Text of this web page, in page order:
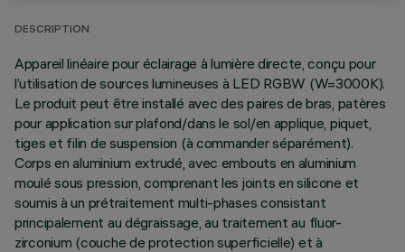
DESCRIPTION
Appareil linéaire pour éclairage à lumière directe, conçu pour
l’utilisation de sources lumineuses à LED RGBW (W=3000K).
Le produit peut être installé avec des paires de bras, patères
pour application sur plafond/dans le sol/en applique, piquet,
tiges et filin de suspension (à commander séparément).
Corps en aluminium extrudé, avec embouts en aluminium
moulé sous pression, comprenant les joints en silicone et
soumis à un prétraitement multi-phases consistant
principalement au dégraissage, au traitement au fluor-
zirconium (couche de protection superficielle) et à